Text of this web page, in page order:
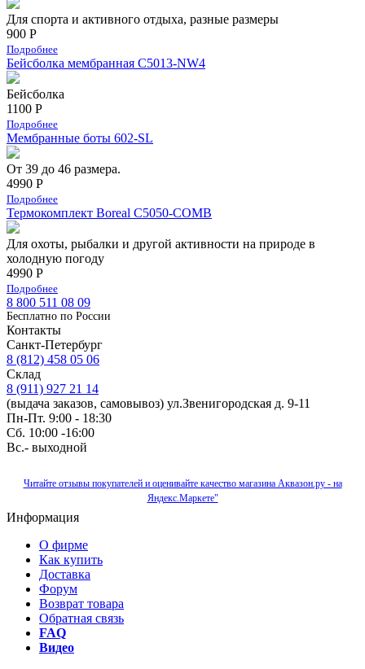
Для спорта и активного отдыха, разные размеры
900 Р
Подробнее
Бейсболка мембранная С5013-NW4
Бейсболка
1100 Р
Подробнее
Мембранные боты 602-SL
От 39 до 46 размера.
4990 Р
Подробнее
Термокомплект Boreal С5050-COMB
Для охоты, рыбалки и другой активности на природе в
холодную погоду
4990 Р
Подробнее
8 800 511 08 09
Бесплатно по Роcсии
Контакты
Санкт-Петербург
8 (812) 458 05 06
Склад
8 (911) 927 21 14
(выдача заказов, самовывоз) ул.Звенигородская д. 9-11
Пн-Пт. 9:00 - 18:30
Сб. 10:00 -16:00
Вс.- выходной
Читайте отзывы покупателей и оценивайте качество магазина Аквазон.ру - на
Яндекс.Маркете"
Информация
О фирме
Как купить
Доставка
Форум
Возврат товара
Обратная связь
FAQ
Видео